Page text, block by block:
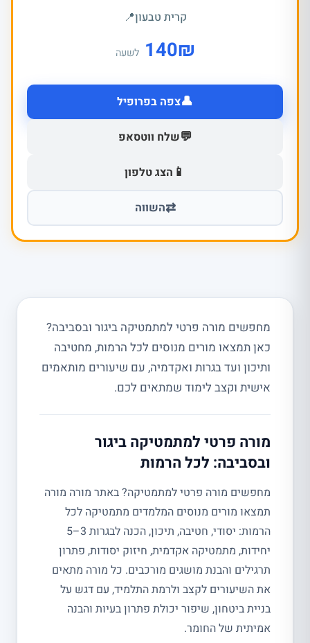
קרית טבעון📍
₪
140 לשעה
👤צפה בפרופיל
💬שלח ווטסאפ
📱 הצג טלפון
⇄השווה
מחפשים מורה פרטי למתמטיקה ביגור ובסביבה?
כאן תמצאו מורים מנוסים לכל הרמות, מחטיבה
ותיכון ועד בגרות ואקדמיה, עם שיעורים מותאמים
אישית וקצב לימוד שמתאים לכם.
מורה פרטי למתמטיקה ביגור
ובסביבה: לכל הרמות
מחפשים מורה פרטי למתמטיקה? באתר מורה מורה
תמצאו מורים מנוסים המלמדים מתמטיקה לכל
הרמות: יסודי, חטיבה, תיכון, הכנה לבגרות 3–5
יחידות, מתמטיקה אקדמית, חיזוק יסודות, פתרון
תרגילים והבנת מושגים מורכבים. כל מורה מתאים
את השיעורים לקצב ולרמת התלמיד, עם דגש על
בניית ביטחון, שיפור יכולת פתרון בעיות והבנה
אמיתית של החומר.